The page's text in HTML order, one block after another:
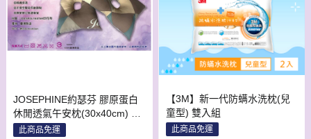
JOSEPHINE約瑟芬 膠原蛋白
休閒透氣午安枕(30x40cm) 台
灣製
此商品免運
【3M】新一代防螨水洗枕(兒
童型) 雙入組
此商品免運